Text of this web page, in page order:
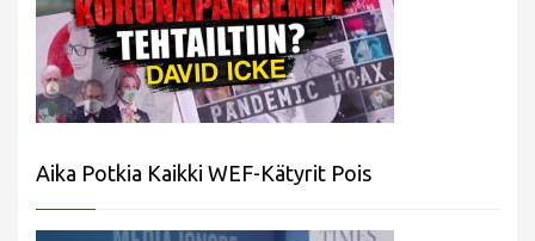
Aika Potkia Kaikki WEF-Kätyrit Pois